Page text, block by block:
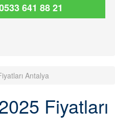
641 88 21
Antalya
Fiyatları